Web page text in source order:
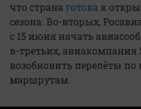
что страна готова к
сезона. Во-вторых,
с 15 июня начать
в-третьих, авиакомпания
возобновить перелёты
маршрутам.